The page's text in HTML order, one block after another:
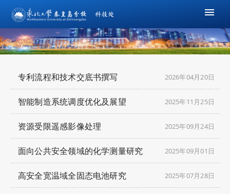
专利流程和技术交底书撰写 2026年04月20日
智能制造系统调度优化及展望 2025年11月25日
资源受限遥感影像处理 2025年09月24日
面向公共安全领域的化学测量研究 2025年09月01日
高安全宽温域全固态电池研究 2025年07月28日